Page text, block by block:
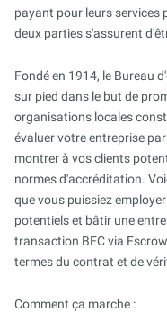
payant pour leurs services
deux parties s'assurent
Fondé en 1914, le Bureau
sur pied dans le but de
organisations locales
évaluer votre entreprise
montrer à vos clients
normes d'accréditation.
que vous puissiez
potentiels et bâtir une
transaction BEC via
termes du contrat et de
Comment ça marche :